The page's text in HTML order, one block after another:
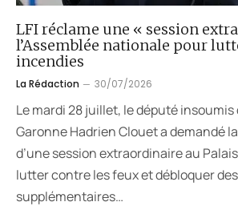
LFI réclame une « session
l’Assemblée nationale pour
incendies
La Rédaction 30/07/2026
Le mardi 28 juillet, le député insoumis
Garonne Hadrien Clouet a demandé
d’une session extraordinaire au
lutter contre les feux et débloquer
supplémentaires…